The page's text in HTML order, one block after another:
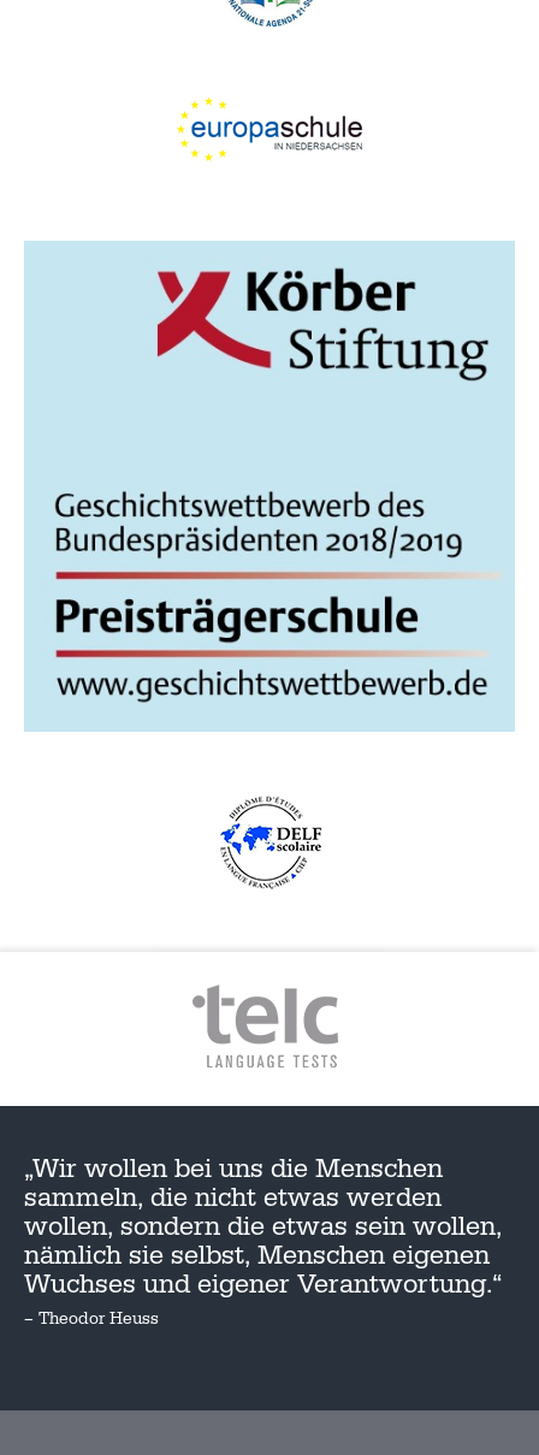
„Wir wollen bei uns die Menschen
sammeln, die nicht etwas werden
wollen, sondern die etwas sein wollen,
nämlich sie selbst, Menschen eigenen
Wuchses und eigener Verantwortung.“
– Theodor Heuss